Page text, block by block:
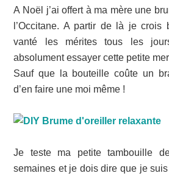
A Noël j’ai offert à ma mère une
l’Occitane. A partir de là je crois
vanté les mérites tous les
absolument essayer cette petite
Sauf que la bouteille coûte un
d’en faire une moi même !
Je teste ma petite tambouille
semaines et je dois dire que je suis